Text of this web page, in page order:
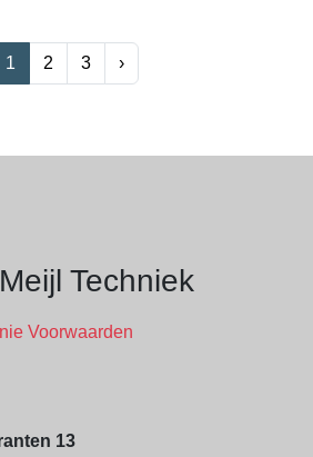
1 2 3 ›
Techniek
Voorwaarden
13